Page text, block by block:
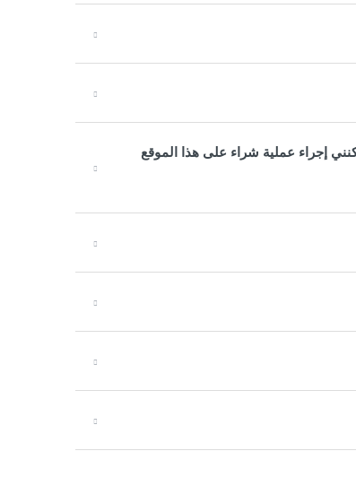
إجراء عملية شراء على هذا الموقع